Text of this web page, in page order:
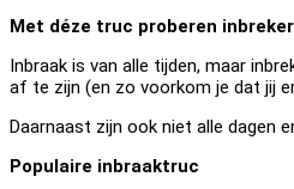
Met déze truc proberen
Inbraak is van alle tijden, maar
af te zijn (en zo voorkom je dat jij
Daarnaast zijn ook niet alle dagen
Populaire inbraaktruc